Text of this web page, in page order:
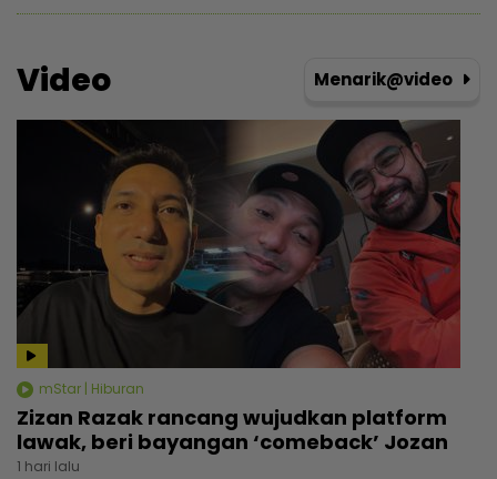
Video Menarik@video
mStar | Hiburan
Zizan Razak rancang wujudkan platform
lawak, beri bayangan ‘comeback’ Jozan
1 hari lalu